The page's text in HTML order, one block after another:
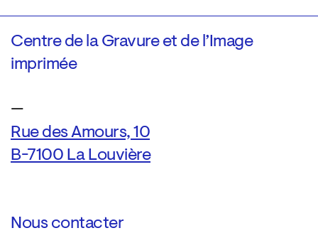
Centre de la Gravure et de l’Image
imprimée
—
Rue des Amours, 10
B-7100 La Louvière
Nous contacter